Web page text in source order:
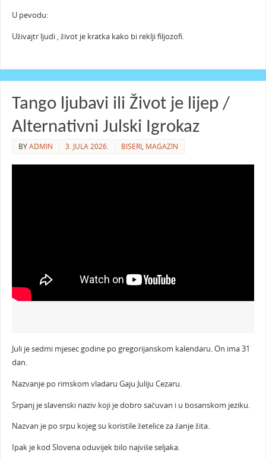
U pevodu:
Uživajtr ljudi , život je kratka kako bi reklji filjozofi.
Tango ljubavi ili Život je lijep /
Alternativni Julski Igrokaz
BYADMIN 3. JULA 2026. BISERI, MAGAZIN
Juli je sedmi mjesec godine po gregorijanskom kalendaru. On ima 31
dan.
Nazvanje po rimskom vladaru Gaju Juliju Cezaru.
Srpanj je slavenski naziv koji je dobro sačuvan i u bosanskom jeziku.
Nazvan je po srpu kojeg su koristile žetelice za žanje žita.
Ipak je kod Slovena oduvijek bilo najviše seljaka.